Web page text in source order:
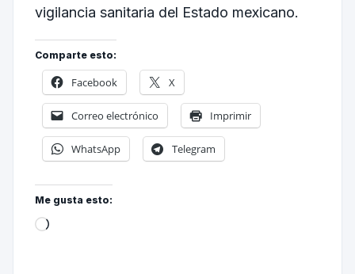
vigilancia sanitaria del Estado mexicano.
Comparte esto:
Facebook X
Correo electrónico Imprimir
WhatsApp Telegram
Me gusta esto: